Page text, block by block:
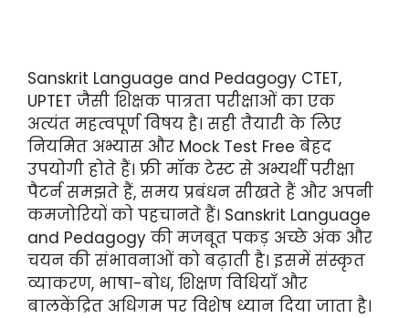
Sanskrit Language and Pedagogy CTET,
UPTET जैसी शिक्षक पात्रता परीक्षाओं का एक
अत्यंत महत्वपूर्ण विषय है। सही तैयारी के लिए
नियमित अभ्यास और Mock Test Free बेहद
उपयोगी होते हैं। फ्री मॉक टेस्ट से अभ्यर्थी परीक्षा
पैटर्न समझते हैं, समय प्रबंधन सीखते हैं और अपनी
कमजोरियों को पहचानते हैं। Sanskrit Language
and Pedagogy की मजबूत पकड़ अच्छे अंक और
चयन की संभावनाओं को बढ़ाती है। इसमें संस्कृत
व्याकरण, भाषा-बोध, शिक्षण विधियाँ और
बालकेंद्रित अधिगम पर विशेष ध्यान दिया जाता है।